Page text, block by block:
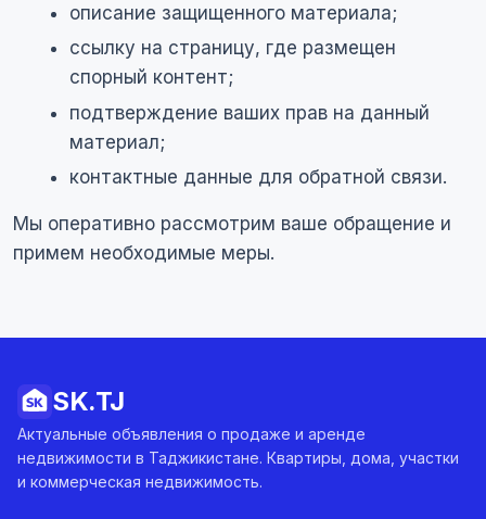
описание защищенного материала;
ссылку на страницу, где размещен
спорный контент;
подтверждение ваших прав на данный
материал;
контактные данные для обратной связи.
Мы оперативно рассмотрим ваше обращение и
примем необходимые меры.
SK.TJ
Актуальные объявления о продаже и аренде
недвижимости в Таджикистане. Квартиры, дома, участки
и коммерческая недвижимость.